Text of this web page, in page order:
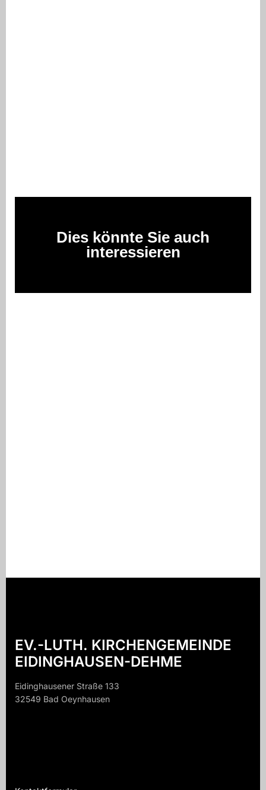
Dies könnte Sie auch
interessieren
EV.-LUTH. KIRCHENGEMEINDE
EIDINGHAUSEN-DEHME
Eidinghausener Straße 133
32549 Bad Oeynhausen